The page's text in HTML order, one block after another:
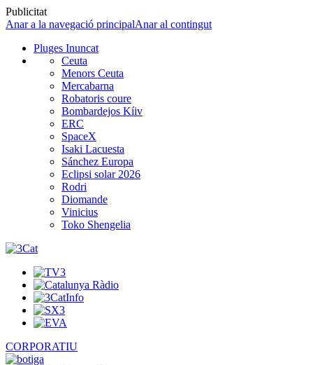
Publicitat
Anar a la navegació principalAnar al contingut
Pluges Inuncat
Ceuta
Menors Ceuta
Mercabarna
Robatoris coure
Bombardejos Kíiv
ERC
SpaceX
Isaki Lacuesta
Sánchez Europa
Eclipsi solar 2026
Rodri
Diomande
Vinicius
Toko Shengelia
CORPORATIU